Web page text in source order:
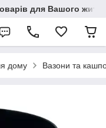
для Вашого
дому Вазони та